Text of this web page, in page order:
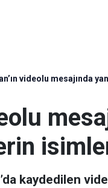
videolu mesajında
kaydedilen